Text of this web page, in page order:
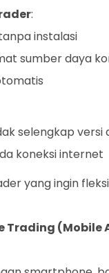
:
instalasi
sumber daya
selengkap versi
koneksi internet
yang ingin
Trading (Mobile